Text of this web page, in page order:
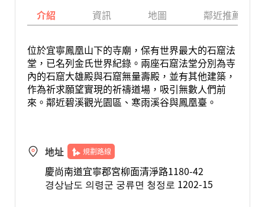
介紹 資訊 地圖 鄰近推薦景點
位於宜寧鳳凰山下的寺廟，保有世界最大的石窟法
堂，已名列金氏世界紀錄。兩座石窟法堂分別為寺
內的石窟大雄殿與石窟無量壽殿，並有其他建築，
作為祈求願望實現的祈禱道場，吸引無數人們前
來。鄰近碧溪觀光園區、寒雨溪谷與鳳凰臺。
地址 規劃路線
慶尚南道宜寧郡宮柳面清淨路1180-42
경상남도 의령군 궁류면 청정로 1202-15